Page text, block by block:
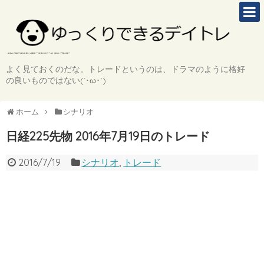
よく見ておくのだな。トレードというのは、ドラマのように格好
の良いものではない(`･ω･´)
ホーム シナリオ
日経225先物 2016年7月19日のトレード
2016/7/19 シナリオ トレード